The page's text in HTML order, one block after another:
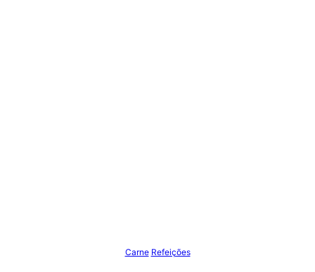
Carne Refeições